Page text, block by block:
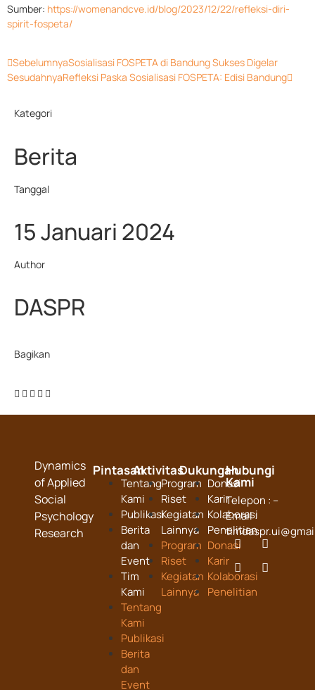
Sumber: https://womenandcve.id/blog/2023/12/22/refleksi-diri-
spirit-fospeta/
SebelumnyaSosialisasi FOSPETA di Bandung Sukses Digelar
SesudahnyaRefleksi Paska Sosialisasi FOSPETA: Edisi Bandung
Kategori
Berita
Tanggal
15 Januari 2024
Author
DASPR
Bagikan
Dynamics
of Applied
Social
Psychology
Research
Pintasan
Tentang
Kami
Publikasi
Berita
dan
Event
Tim
Kami
Tentang
Kami
Publikasi
Berita
dan
Event
Aktivitas
Program
Riset
Kegiatan
Lainnya
Program
Riset
Kegiatan
Lainnya
Dukungan
Donasi
Karir
Kolaborasi
Penelitian
Donasi
Karir
Kolaborasi
Penelitian
Hubungi
Kami
Telepon : –
Email :